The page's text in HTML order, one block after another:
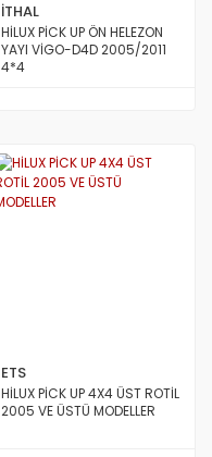
İTHAL
HİLUX PİCK UP ÖN HELEZON
YAYI VİGO-D4D 2005/2011
4*4
ETS
HİLUX PİCK UP 4X4 ÜST ROTİL
2005 VE ÜSTÜ MODELLER